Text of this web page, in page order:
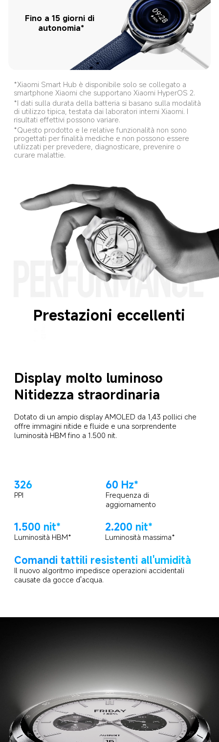
Fino a 15 giorni di
autonomia*
*Xiaomi Smart Hub è disponibile solo se collegato a
smartphone Xiaomi che supportano Xiaomi HyperOS 2.
*I dati sulla durata della batteria si basano sulla modalità
di utilizzo tipica, testata dai laboratori interni Xiaomi. I
risultati effettivi possono variare.
*Questo prodotto e le relative funzionalità non sono
progettati per finalità mediche e non possono essere
utilizzati per prevedere, diagnosticare, prevenire o
curare malattie.
Prestazioni eccellenti
Display molto luminoso
Nitidezza straordinaria
Dotato di un ampio display AMOLED da 1,43 pollici che
offre immagini nitide e fluide e una sorprendente
luminosità HBM fino a 1.500 nit.
326
PPI
60 Hz*
Frequenza di
aggiornamento
1.500 nit*
Luminosità HBM*
2.200 nit*
Luminosità massima*
Comandi tattili resistenti all'umidità
Il nuovo algoritmo impedisce operazioni accidentali
causate da gocce d'acqua.